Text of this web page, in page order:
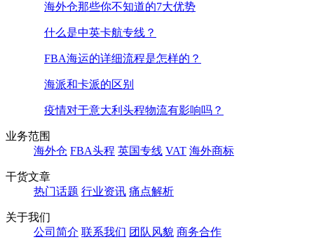
海外仓那些你不知道的7大优势
什么是中英卡航专线？
FBA海运的详细流程是怎样的？
海派和卡派的区别
疫情对于意大利头程物流有影响吗？
业务范围
海外仓 FBA头程 英国专线 VAT 海外商标
干货文章
热门话题 行业资讯 痛点解析
关于我们
公司简介 联系我们 团队风貌 商务合作